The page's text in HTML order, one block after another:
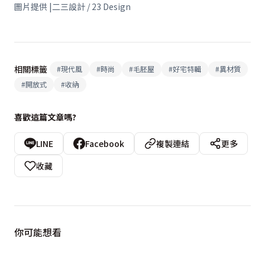
圖片提供 |二三設計 / 23 Design
相關標籤 #現代風 #時尚 #毛胚屋 #好宅特輯 #異材質
#開放式 #收納
喜歡這篇文章嗎?
LINE Facebook 複製連結
更多
收藏
你可能想看